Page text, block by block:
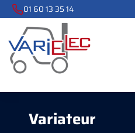
01 60 13 35 14
Variateur